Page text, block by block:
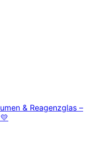
& Reagenzglas –